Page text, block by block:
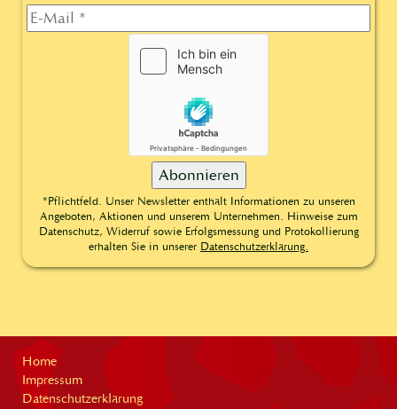
*Pflichtfeld. Unser Newsletter enthält Informationen zu unseren
Angeboten, Aktionen und unserem Unternehmen. Hinweise zum
Datenschutz, Widerruf sowie Erfolgsmessung und Protokollierung
erhalten Sie in unserer Datenschutzerklärung.
Home
Impressum
Datenschutzerklärung